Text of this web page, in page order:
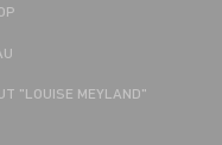
"LOUISE MEYLAND"